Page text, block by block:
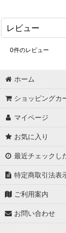
レビュー
0件のレビュー
ホーム
ショッピングカ
マイページ
お気に入り
最近チェックし
特定商取引法表
ご利用案内
お問い合わせ